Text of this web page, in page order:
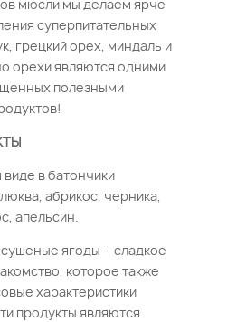
мюсли мы делаем ярче
суперпитательных
грецкий орех, миндаль и
орехи являются одними
полезными
в батончики
абрикос, черника,
апельсин.
ягоды - сладкое
которое также
характеристики
продукты являются